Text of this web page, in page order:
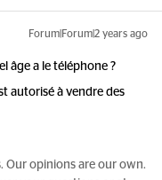
Forum|Forum|2 years ago
âge a le téléphone ?
autorisé à vendre des
Our opinions are our own.